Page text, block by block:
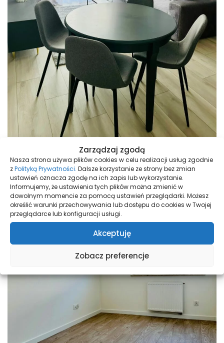
Zarządzaj zgodą
Nasza strona używa plików cookies w celu realizacji usług zgodnie
zPolityką Prywatności. Dalsze korzystanie ze strony bez zmian
ustawień oznacza zgodę na ich zapis lub wykorzystanie.
Informujemy, że ustawienia tych plików można zmienić w
dowolnym momencie za pomocą ustawień przeglądarki. Możesz
określić warunki przechowywania lub dostępu do cookies w Twojej
przeglądarce lub konfiguracji usługi.
Akceptuję
Zobacz preferencje